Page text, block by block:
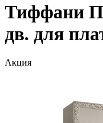
Тиффани
дв. для
Акция